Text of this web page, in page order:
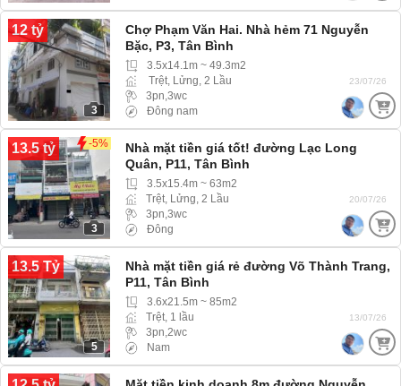
12 tỷ
3
Chợ Phạm Văn Hai. Nhà hẻm 71 Nguyễn
Bặc, P3, Tân Bình
3.5x14.1m ~ 49.3m2
Trệt, Lửng, 2 Lầu
3pn,3wc
Đông nam
23/07/26
13.5 tỷ -5%
3
Nhà mặt tiền giá tốt! đường Lạc Long
Quân, P11, Tân Bình
3.5x15.4m ~ 63m2
Trệt, Lửng, 2 Lầu
3pn,3wc
Đông
20/07/26
13.5 Tỷ
5
Nhà mặt tiền giá rẻ đường Võ Thành Trang,
P11, Tân Bình
3.6x21.5m ~ 85m2
Trệt, 1 lầu
3pn,2wc
Nam
13/07/26